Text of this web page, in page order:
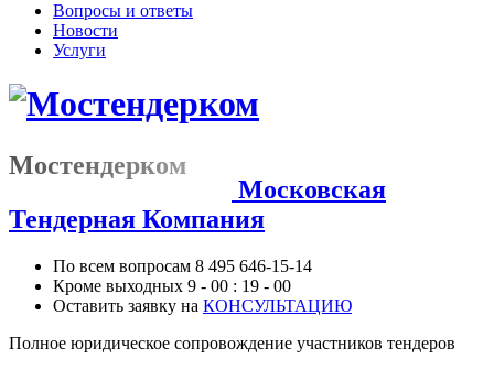
Вопросы и ответы
Новости
Услуги
Мостендерком
Московская
Тендерная Компания
По всем вопросам 8 495 646-15-14
Кроме выходных 9 - 00 : 19 - 00
Оставить заявку на КОНСУЛЬТАЦИЮ
Полное юридическое сопровождение участников тендеров